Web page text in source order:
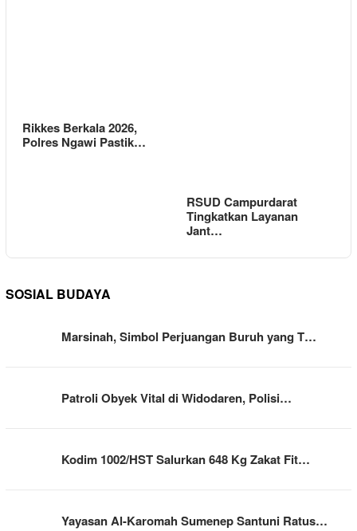
Rikkes Berkala 2026,
Polres Ngawi Pastik…
RSUD Campurdarat
Tingkatkan Layanan
Jant…
SOSIAL BUDAYA
Marsinah, Simbol Perjuangan Buruh yang T…
Patroli Obyek Vital di Widodaren, Polisi…
Kodim 1002/HST Salurkan 648 Kg Zakat Fit…
Yayasan Al-Karomah Sumenep Santuni Ratus…